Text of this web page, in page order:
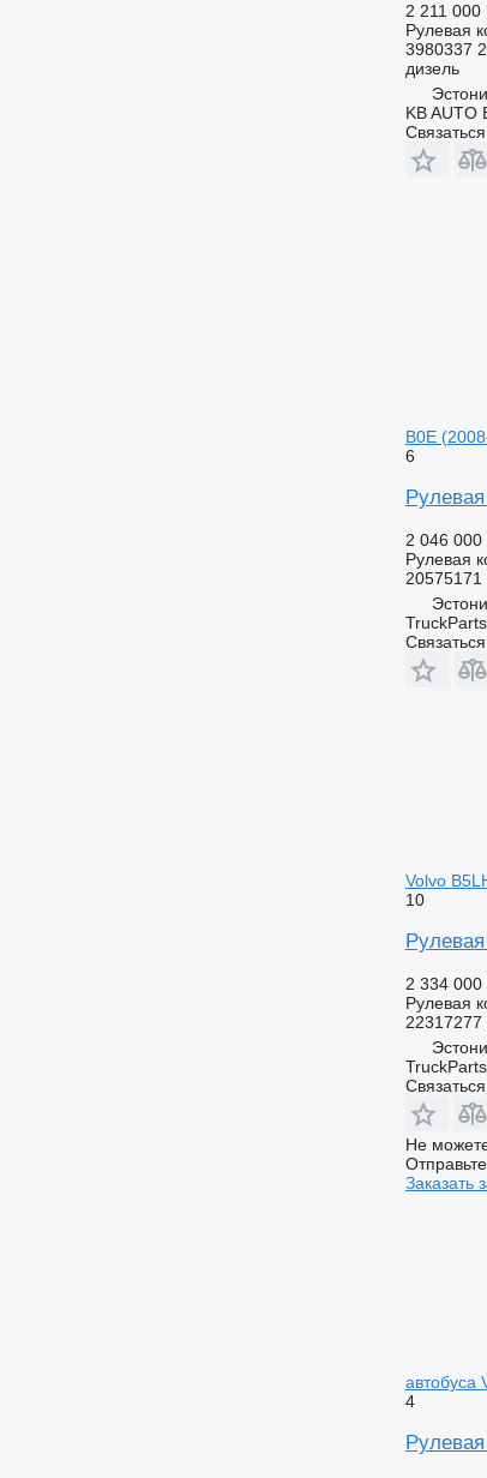
2 211 000
Рулевая
3980337
дизель
KB AUTO
B0E
6
2 046 000
Рулевая
Volvo
10
2 334 000
Рулевая
Не
Заказать
автобуса
4